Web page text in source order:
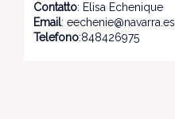
Contatto: Elisa Echenique
Email: eechenie@navarra.es
Telefono:848426975